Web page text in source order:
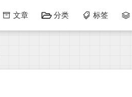
文章 分类 标签